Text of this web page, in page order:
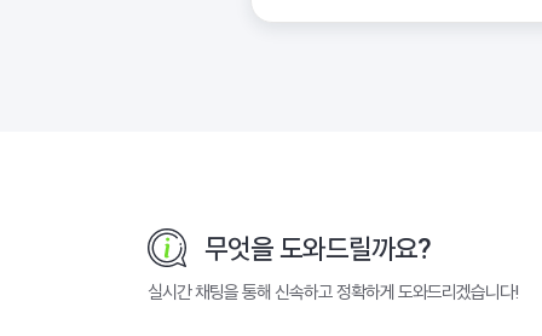
무엇을 도와드릴까요?
실시간 채팅을 통해 신속하고 정확하게 도와드리겠습니다!